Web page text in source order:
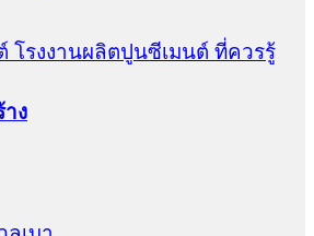
โรงงานผลิตปูนซีเมนต์ ที่ควรรู้
ง